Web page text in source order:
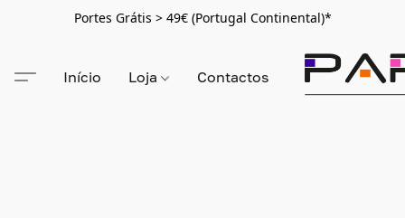
Portes Grátis > 49€ (Portugal Continental)*
Início Loja Contactos